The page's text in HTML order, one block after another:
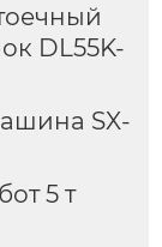
DL55K-
SX-
5 т